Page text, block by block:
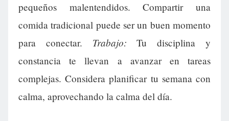
pequeños malentendidos. Compartir una
comida tradicional puede ser un buen momento
para conectar. Trabajo: Tu disciplina y
constancia te llevan a avanzar en tareas
complejas. Considera planificar tu semana con
calma, aprovechando la calma del día.